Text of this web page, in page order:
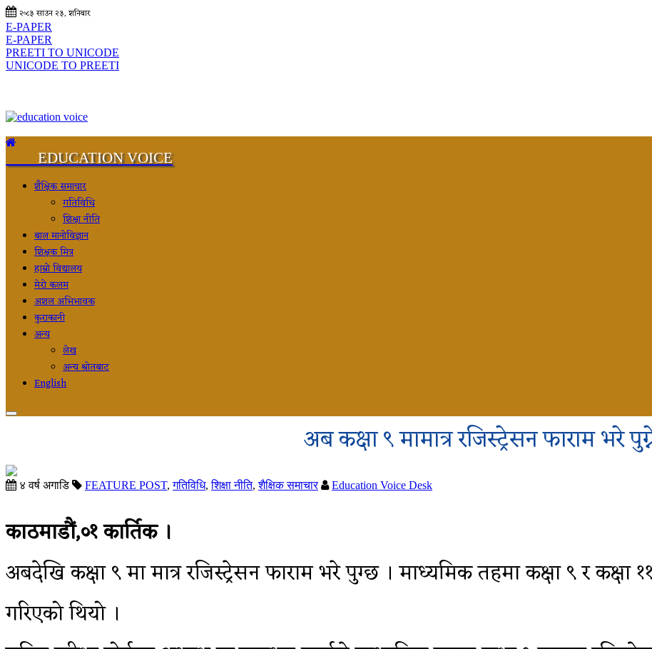
२०८३ साउन २३, शनिबार
E-PAPER
E-PAPER
PREETI TO UNICODE
UNICODE TO PREETI
EDUCATION VOICE
शैक्षिक समाचार
गतिविधि
शिक्षा नीति
बाल मानोविज्ञान
शिक्षक मित्र
हाम्रो विद्यालय
मेरो कलम
अशल अभिभावक
कुराकानी
अन्य
लेख
अन्य श्रोतबाट
English
अब कक्षा ९ मामात्र रजिस्ट्रेसन फाराम भरे
४ वर्ष अगाडि FEATURE POST,गतिविधि,शिक्षा नीति,शैक्षिक समाचार
Education Voice Desk
काठमाडौं,०१ कार्तिक ।
अबदेखि कक्षा ९ मा मात्र रजिस्ट्रेसन फाराम भरे पुग्छ । माध्यमिक तहमा कक्षा ९ र कक्षा
गरिएको थियो ।